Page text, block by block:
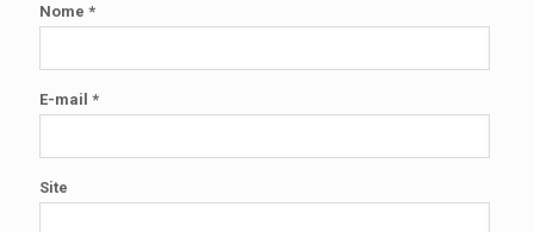
Nome *
E-mail *
Site